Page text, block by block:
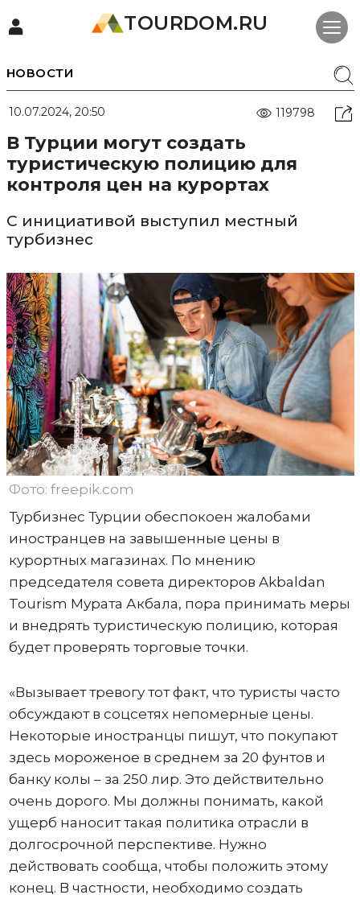
TOURDOM.RU
НОВОСТИ
10.07.2024, 20:50 119798
В Турции могут создать
туристическую полицию для
контроля цен на курортах
С инициативой выступил местный
турбизнес
Фото: freepik.com
Турбизнес Турции обеспокоен жалобами
иностранцев на завышенные цены в
курортных магазинах. По мнению
председателя совета директоров Akbaldan
Tourism Мурата Акбала, пора принимать меры
и внедрять туристическую полицию, которая
будет проверять торговые точки.
«Вызывает тревогу тот факт, что туристы часто
обсуждают в соцсетях непомерные цены.
Некоторые иностранцы пишут, что покупают
здесь мороженое в среднем за 20 фунтов и
банку колы – за 250 лир. Это действительно
очень дорого. Мы должны понимать, какой
ущерб наносит такая политика отрасли в
долгосрочной перспективе. Нужно
действовать сообща, чтобы положить этому
конец. В частности, необходимо создать